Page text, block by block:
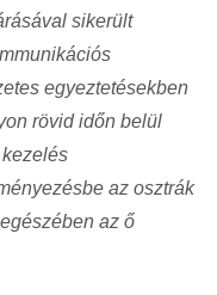
sikerült
egyeztetésekben
rövid időn belül
az osztrák
az ő